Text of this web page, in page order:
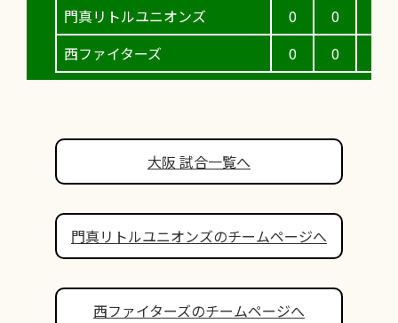
門真リトルユニオンズ
西ファイターズ
0
0
0
0
大阪 試合一覧へ
門真リトルユニオンズのチームページへ
西ファイターズのチームページへ